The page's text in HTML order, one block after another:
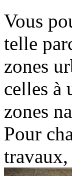
Vous
telle
zones
celles à
zones
Pour